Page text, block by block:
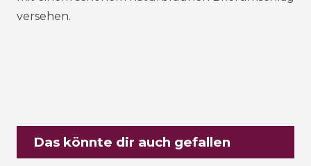
versehen.
Das könnte dir auch gefallen